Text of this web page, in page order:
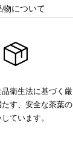
物について
衛生法に基づく厳
す、安全な茶葉の
ています。